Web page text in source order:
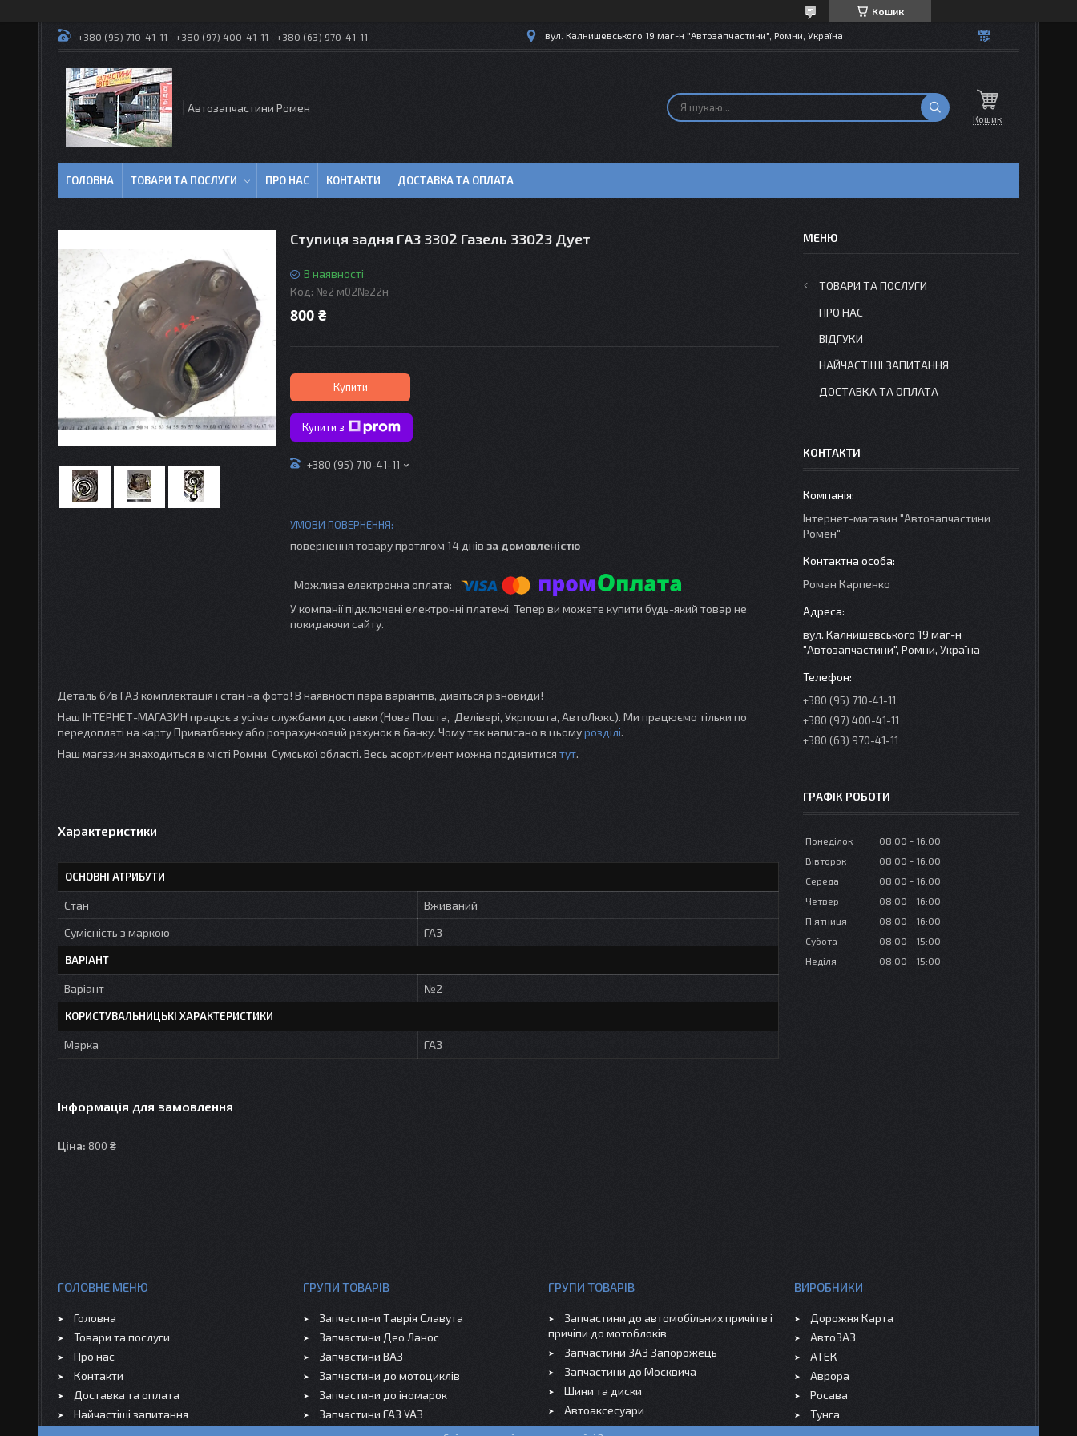
Кошик
+380 (95) 710-41-11 +380 (97) 400-41-11 +380 (63) 970-41-11 вул. Калнишевського 19 маг-н "Автозапчастини", Ромни, Україна
Автозапчастини Ромен
Кошик
ГОЛОВНА ТОВАРИ ТА ПОСЛУГИ ПРО НАС КОНТАКТИ ДОСТАВКА ТА ОПЛАТА
Ступиця задня ГАЗ 3302 Газель 33023 Дует
В наявності
Код: №2 м02№22н
800 ₴
Купити
Купити з
+380 (95) 710-41-11
повернення товару протягом 14 днів за домовленістю
У компанії підключені електронні платежі. Тепер ви можете купити будь-який товар не
покидаючи сайту.
Деталь б/в ГАЗ комплектація і стан на фото! В наявності пара варіантів, дивіться різновиди!
Наш ІНТЕРНЕТ-МАГАЗИН працює з усіма службами доставки (Нова Пошта, Делівері, Укрпошта, АвтоЛюкс). Ми працюємо тільки по
передоплаті на карту Приватбанку або розрахунковий рахунок в банку. Чому так написано в цьомурозділі.
Наш магазин знаходиться в місті Ромни, Сумської області. Весь асортимент можна подивитися тут.
Характеристики
ОСНОВНІ АТРИБУТИ
Стан
Вживаний
Сумісність з маркою
ГАЗ
ВАРІАНТ
Варіант №2
КОРИСТУВАЛЬНИЦЬКІ ХАРАКТЕРИСТИКИ
Марка ГАЗ
Інформація для замовлення
Ціна: 800 ₴
ТОВАРИ ТА ПОСЛУГИ
ПРО НАС
ВІДГУКИ
НАЙЧАСТІШІ ЗАПИТАННЯ
ДОСТАВКА ТА ОПЛАТА
КОНТАКТИ
Інтернет-магазин "Автозапчастини
Ромен"
Роман Карпенко
вул. Калнишевського 19 маг-н
"Автозапчастини", Ромни, Україна
+380 (95) 710-41-11
+380 (97) 400-41-11
+380 (63) 970-41-11
ГРАФІК РОБОТИ
Понеділок 08:00
16:00
Вівторок
08:00
16:00
Середа
08:00
16:00
Четвер
08:00
16:00
Пʼятниця
08:00
16:00
Субота
08:00
15:00
Неділя
08:00 15:00
ГОЛОВНЕ МЕНЮ
Головна
Товари та послуги
Про нас
Контакти
Доставка та оплата
Найчастіші запитання
ГРУПИ ТОВАРІВ
Запчастини Таврія Славута
Запчастини Део Ланос
Запчастини ВАЗ
Запчастини до мотоциклів
Запчастини до іномарок
Запчастини ГАЗ УАЗ
ГРУПИ ТОВАРІВ
Запчастини до автомобільних причіпів і
причіпи до мотоблоків
Запчастини ЗАЗ Запорожець
Запчастини до Москвича
Шини та диски
Автоаксесуари
ВИРОБНИКИ
Дорожня Карта
АвтоЗАЗ
АТЕК
Аврора
Росава
Тунга